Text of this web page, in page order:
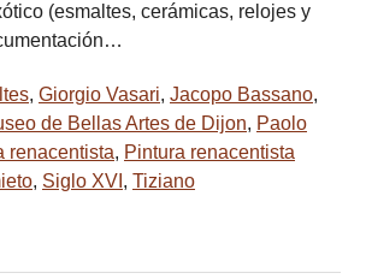
(esmaltes, cerámicas, relojes y
, Giorgio Vasari, Jacopo Bassano,
de Bellas Artes de Dijon, Paolo
renacentista, Pintura renacentista
, Siglo XVI , Tiziano